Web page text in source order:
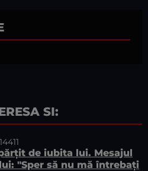
SI:
de iubita lui. Mesajul
"Sper să nu mă întrebați